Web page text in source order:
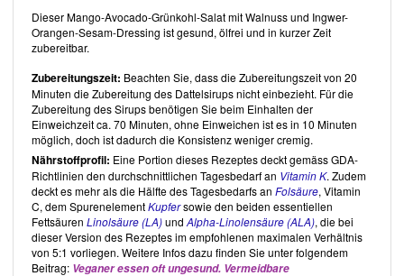
Tochterrezepte.
Dr. Michael Greger verwendet ungerne den Begriff vegan
, der sich
durch das was wir nicht essen definiert. Vielmehr bevorzugt er der
Begriff vollwertige pflanzenbasierte Ernährung . Unter vollwertig
versteht er Lebensmittel, die nicht zu stark verarbeitet sind- denen
also weder Gutes entzogen, noch Schlechtes hinzugefügt wurde. Im
Kochbuch konzentriert sichDr. Michael Gregerauf "das Tägliche
Dutzend" – auf die Lebensmittel, die man seinem Körper seiner
Meinung nach täglich in ausreichender Menge für einen gesunden
Lebensstil zuführen sollte. Er macht deutlich, dass es darauf
ankommt, was man alltäglich isst. Dagegen wirke sich weniger aus,
was man zu speziellen Anlässen, wie Geburtstagen und
Weihnachten ässe.
Das How Not To Die Kochbuch- über 100 Rezepte, die Krankheiten
Dieser Mango-Avocado-Grünkohl-Salat mit Walnuss und Ingwer-
Orangen-Sesam-Dressing ist gesund, ölfrei und in kurzer Zeit
zubereitbar.
Zubereitungszeit: Beachten Sie, dass die Zubereitungszeit von 20
Minuten die Zubereitung des Dattelsirups nicht einbezieht. Für die
Zubereitung des Sirups benötigen Sie beim Einhalten der
Einweichzeit ca. 70 Minuten, ohne Einweichen ist es in 10 Minuten
möglich, doch ist dadurch die Konsistenz weniger cremig.
Nährstoffprofil: Eine Portion dieses Rezeptes deckt gemäss GDA-
Richtlinien den durchschnittlichen Tagesbedarf an Vitamin K. Zudem
deckt es mehr als die Hälfte des Tagesbedarfs an Folsäure, Vitamin
C, dem SpurenelementKupfersowie den beiden essentiellen
Fettsäuren Linolsäure (LA)und Alpha-Linolensäure (ALA), die bei
dieser Version des Rezeptes im empfohlenen maximalen Verhältnis
von 5:1 vorliegen. Weitere Infos dazu finden Sie unter folgendem
Beitrag: Veganer essen oft ungesund. Vermeidbare